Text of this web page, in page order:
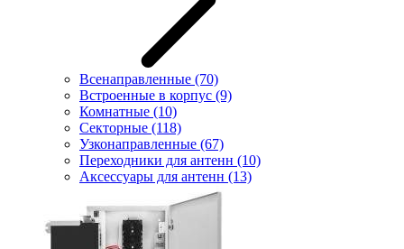
Всенаправленные (70)
Встроенные в корпус (9)
Комнатные (10)
Секторные (118)
Узконаправленные (67)
Переходники для антенн (10)
Аксессуары для антенн (13)